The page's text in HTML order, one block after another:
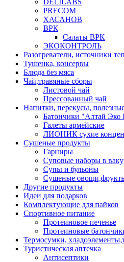
DELILABS
PRECOM
ХАСАНОВ
ВРК
Салаты ВРК
ЭКОКОНТРОЛЬ
Разогреватели, источники
Тушенка, консервы
Блюда без мяса
Чай,травяные сборы
Листовой чай
Прессованный чай
Напитки, перекусы,
Батончики "Алтай Эко
Галеты армейские
ЛИОНИК сухие
Сушеные продукты
Гарниры
Суповые наборы в
Супы и бульоны
Сушеные
Другие продукты
Идеи для подарков
Комплектующие для пайков
Спортивное питание
Протеиновое печенье
Протеиновые
Термосумки,
Туристическая аптечка
Антисептики